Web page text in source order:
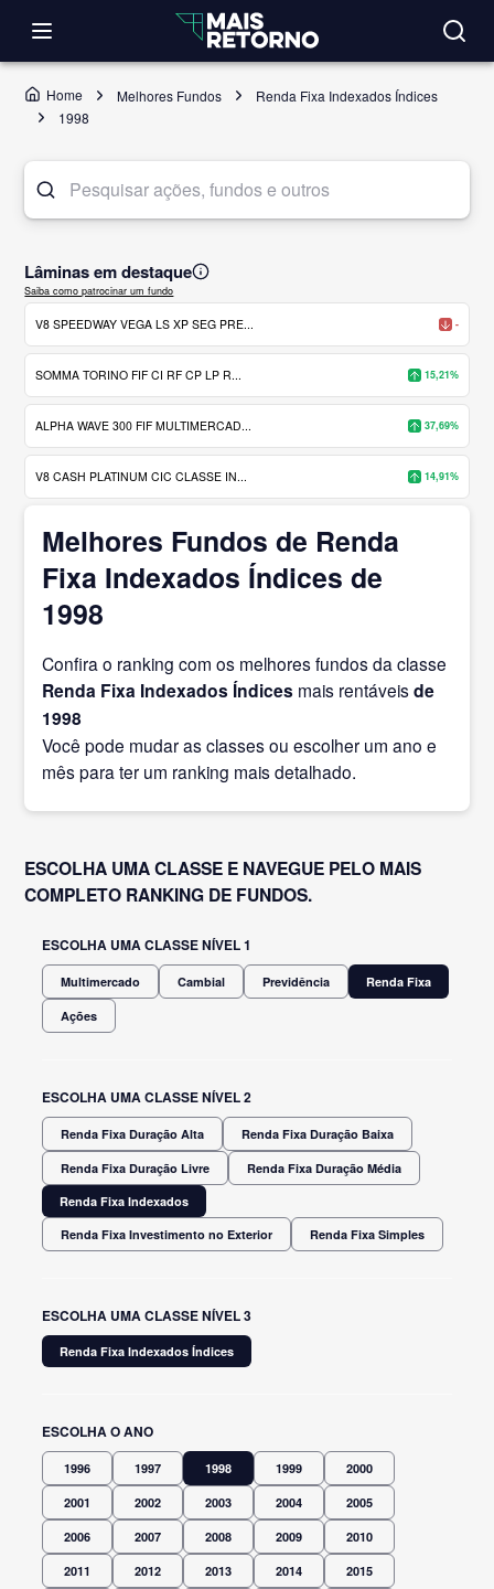
Home Melhores Fundos
Renda Fixa Indexados Índices
1998
Lâminas em destaque
Saiba como patrocinar um fundo
V8 SPEEDWAY VEGA LS XP SEG PRE... -
SOMMA TORINO FIF CI RF CP LP R... 15,21%
ALPHA WAVE 300 FIF MULTIMERCAD... 37,69%
V8 CASH PLATINUM CIC CLASSE IN... 14,91%
Melhores Fundos de Renda
Fixa Indexados Índices de
1998
Confira o ranking com os melhores fundos da classe
Renda Fixa Indexados Índices mais rentáveisde
1998
Você pode mudar as classes ou escolher um ano e
mês para ter um ranking mais detalhado.
ESCOLHA UMA CLASSE E NAVEGUE PELO MAIS
COMPLETO RANKING DE FUNDOS.
ESCOLHA UMA CLASSE NÍVEL 1
Multimercado Cambial Previdência Renda Fixa
Ações
ESCOLHA UMA CLASSE NÍVEL 2
Renda Fixa Duração Alta Renda Fixa Duração Baixa
Renda Fixa Duração Livre
Renda Fixa Duração Média
Renda Fixa Indexados
Renda Fixa Investimento no Exterior
Renda Fixa Simples
ESCOLHA UMA CLASSE NÍVEL 3
Renda Fixa Indexados Índices
ESCOLHA O ANO
1996 1997 1998 1999 2000
2001 2002 2003 2004 2005
2006 2007 2008 2009 2010
2011 2012 2013 2014 2015